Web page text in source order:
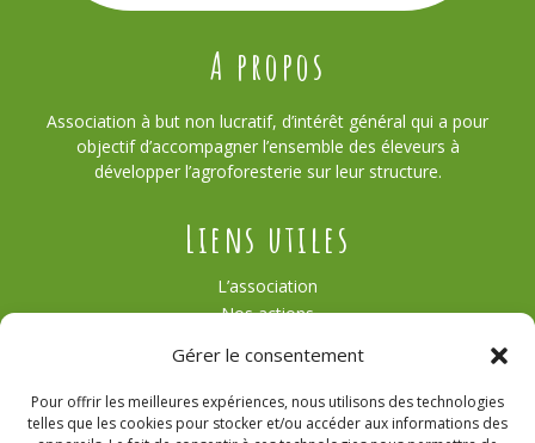
Gérer le consentement
Pour offrir les meilleures expériences, nous utilisons des technologies
telles que les cookies pour stocker et/ou accéder aux informations des
A propos
Association à but non lucratif, d’intérêt général qui a pour
objectif d’accompagner l’ensemble des éleveurs à
développer l’agroforesterie sur leur structure.
Liens utiles
L’association
Nos actions
Actualités
Contact
Agroforesterie